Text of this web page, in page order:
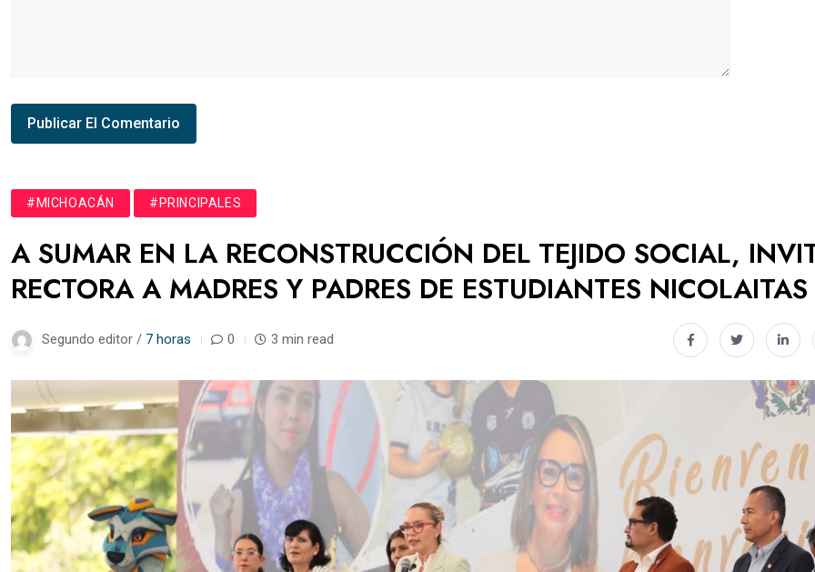
#MICHOACÁN #PRINCIPALES
A SUMAR EN LA RECONSTRUCCIÓN DEL TEJIDO SOCIAL,
RECTORA A MADRES Y PADRES DE ESTUDIANTES NICOLAITAS
Segundo editor / 7 horas 0 3 min read